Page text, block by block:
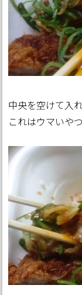
中央を空けて入
これはウマいやつ